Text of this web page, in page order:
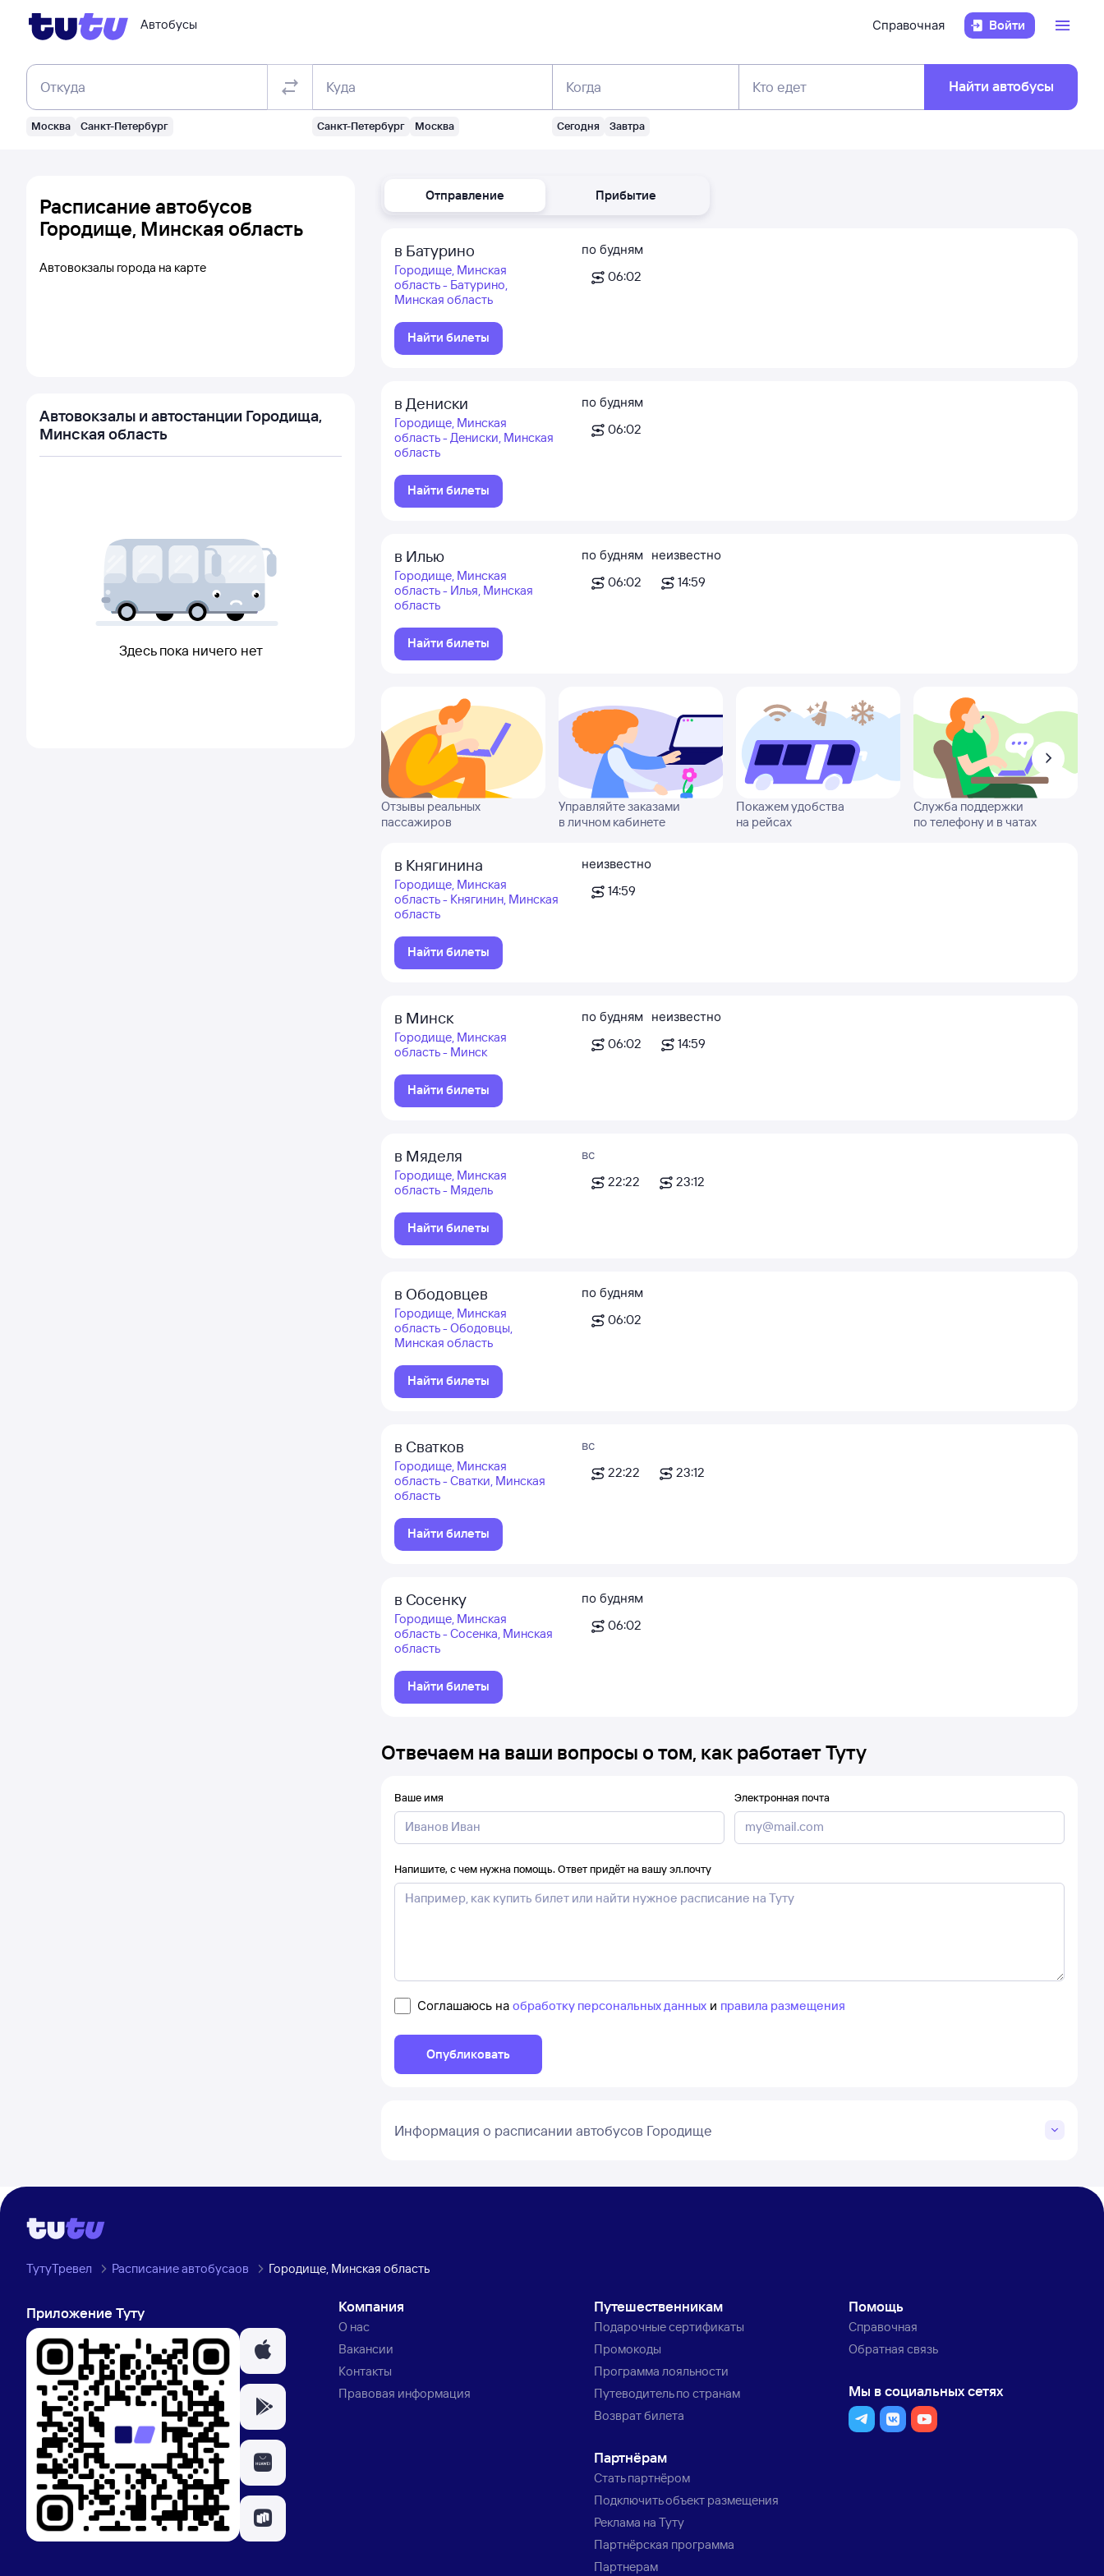
Автобусы Справочная Войти
Откуда
Москва Санкт-Петербург
Куда
Санкт-Петербург Москва
Когда
Сегодня Завтра
Кто едет Найти автобусы
Отправление Прибытие
в Батурино
Городище, Минская
область - Батурино,
Минская область
Найти билеты
по будням
06:02
в Дениски
Городище, Минская
область - Дениски, Минская
область
Найти билеты
по будням
06:02
в Илью
Городище, Минская
область - Илья, Минская
область
Найти билеты
по будням
06:02
неизвестно
14:59
Отзывы реальных
пассажиров
Управляйте заказами
в личном кабинете
Покажем удобства
на рейсах
Служба поддержки
по телефону и в чатах
в Княгинина
Городище, Минская
область - Княгинин, Минская
область
Найти билеты
неизвестно
14:59
в Минск
Городище, Минская
область - Минск
Найти билеты
по будням
06:02
неизвестно
14:59
в Мяделя
Городище, Минская
область - Мядель
Найти билеты
вс
22:22
23:12
в Ободовцев
Городище, Минская
область - Ободовцы,
Минская область
Найти билеты
по будням
06:02
в Сватков
Городище, Минская
область - Сватки, Минская
область
Найти билеты
вс
22:22
23:12
в Сосенку
Городище, Минская
область - Сосенка, Минская
область
Найти билеты
по будням
06:02
Отвечаем на ваши вопросы о том, как работает Туту
Ваше имя Электронная почта
Напишите, с чем нужна помощь. Ответ придёт на вашу эл.почту
Соглашаюсь на обработку персональных данных и правила размещения
Опубликовать
Информация о расписании автобусов Городище
Расписание автобусов
Городище, Минская область
Автовокзалы города на карте
Автовокзалы и автостанции Городища,
Минская область
Здесь пока ничего нет
ТутуТревел Расписание автобусаов Городище, Минская область
Приложение Туту Компания
О нас
Вакансии
Контакты
Правовая информация
Путешественникам
Подарочные сертификаты
Промокоды
Программа лояльности
Путеводитель по странам
Возврат билета
Партнёрам
Стать партнёром
Подключить объект размещения
Реклама на Туту
Партнёрская программа
Партнерам
Помощь
Справочная
Обратная связь
Мы в социальных сетях